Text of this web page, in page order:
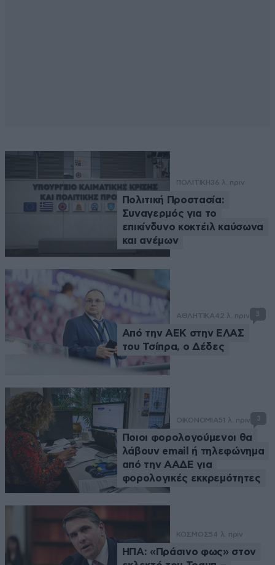
ΠΟΛΙΤΙΚΗ36 λ. πριν
Πολιτική Προστασία:
Συναγερμός για το
επικίνδυνο κοκτέιλ καύσωνα
και ανέμων
ΑΘΛΗΤΙΚΑ42 λ. πριν 3
Από την ΑΕΚ στην ΕΛΑΣ
του Τσίπρα, ο Δέδες
ΟΙΚΟΝΟΜΙΑ51 λ. πριν 3
Ποιοι φορολογούμενοι θα
λάβουν email ή τηλεφώνημα
από την ΑΑΔΕ για
φορολογικές εκκρεμότητες
ΚΟΣΜΟΣ54 λ. πριν
ΗΠΑ: «Πράσινο φως» στον